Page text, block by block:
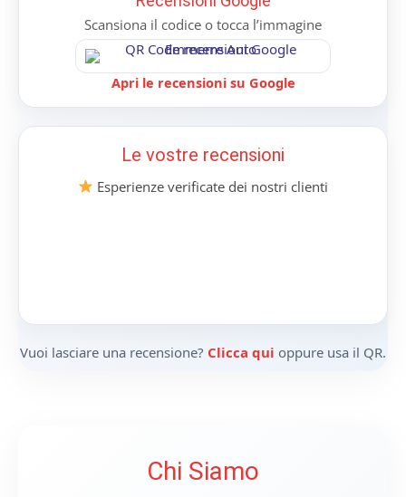
Scansiona il codice o tocca l’immagine
Apri le recensioni su Google
Le vostre recensioni
Esperienze verificate dei nostri clienti
Vuoi lasciare una recensione? Clicca qui oppure usa il QR.
Chi Siamo